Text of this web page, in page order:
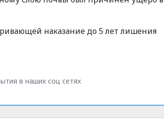
наказание до 5 лет лишения
в наших соц сетях